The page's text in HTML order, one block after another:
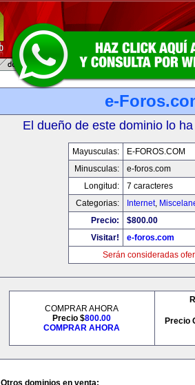
e-
El dueño de este dominio lo
Mayusculas:
E-FOROS.COM
Minusculas:
e-foros.com
Longitud:
7 caracteres
Categorias:
Internet,
Precio:
$800.00
Visitar!
e-foros.com
Serán consideradas
COMPRAR AHORA
Precio $800.00
COMPRAR AHORA
Precio
Otros dominios en venta: